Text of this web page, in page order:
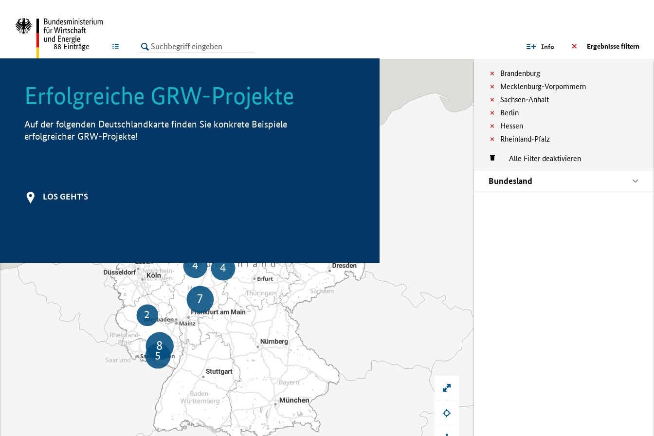
LISTE Ergebnisse filtern
Info
Brandenburg
Mecklenburg-Vorpommern
Sachsen-Anhalt
Berlin
Hessen
Rheinland-Pfalz
Alle Filter deaktivieren
Bundesland
88 Einträge
Erfolgreiche GRW-Projekte
Auf der folgenden Deutschlandkarte finden Sie konkrete Beispiele
erfolgreicher GRW-Projekte!
LOS GEHT'S